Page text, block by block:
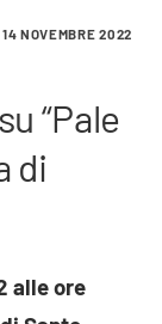
14 NOVEMBRE 2022
“Pale
di
alle ore